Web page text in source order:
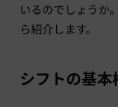
いるのでしょうか
ら紹介します。
シフトの基本